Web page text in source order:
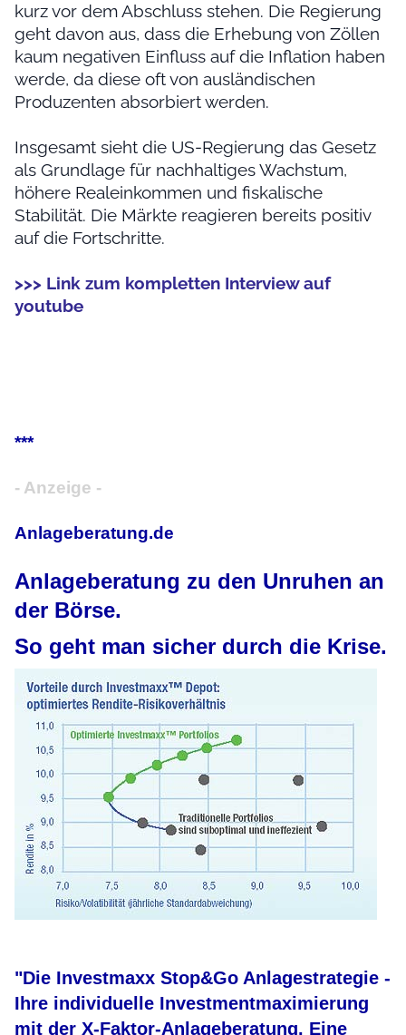
kurz vor dem Abschluss stehen. Die Regierung
geht davon aus, dass die Erhebung von Zöllen
kaum negativen Einfluss auf die Inflation haben
werde, da diese oft von ausländischen
Produzenten absorbiert werden.
Insgesamt sieht die US-Regierung das Gesetz
als Grundlage für nachhaltiges Wachstum,
höhere Realeinkommen und fiskalische
Stabilität. Die Märkte reagieren bereits positiv
auf die Fortschritte.
>>> Link zum kompletten Interview auf
youtube
***
- Anzeige -
Anlageberatung.de
Anlageberatung zu den Unruhen an
der Börse.
So geht man sicher durch die Krise.
"Die Investmaxx Stop&Go Anlagestrategie -
Ihre individuelle Investmentmaximierung
mit der X-Faktor-Anlageberatung. Eine